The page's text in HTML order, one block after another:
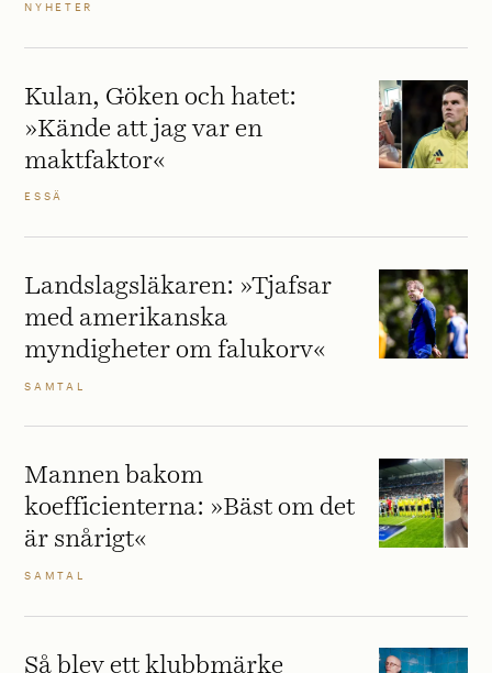
NYHETER
Kulan, Göken och hatet:
»Kände att jag var en
maktfaktor«
ESSÄ
Landslagsläkaren: »Tjafsar
med amerikanska
myndigheter om falukorv«
SAMTAL
Mannen bakom
koefficienterna: »Bäst om det
är snårigt«
SAMTAL
Så blev ett klubbmärke